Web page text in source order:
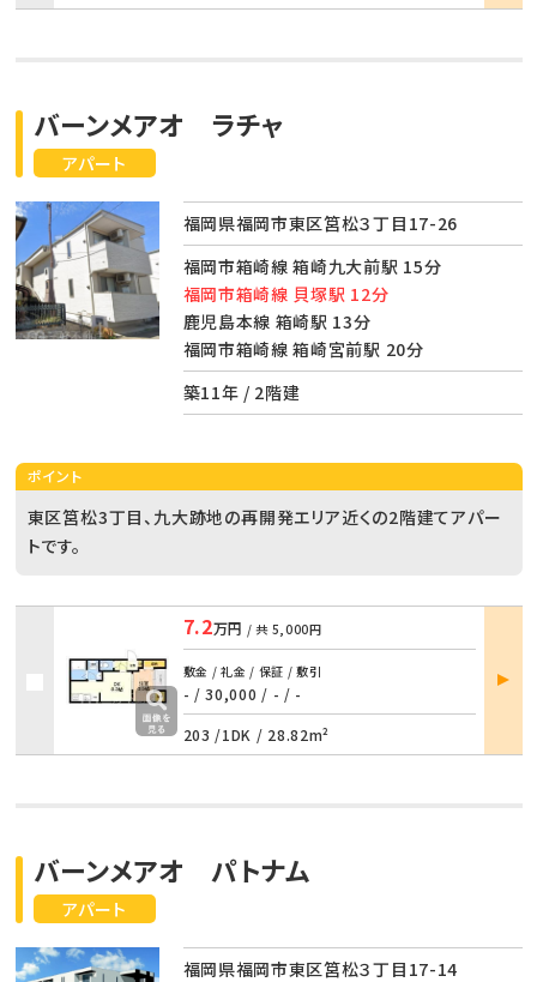
アパート
バーンメアオ ラチャ
福岡県福岡市東区筥松３丁目17-26
福岡市箱崎線 箱崎九大前駅 15分
福岡市箱崎線 貝塚駅 12分
鹿児島本線 箱崎駅 13分
福岡市箱崎線 箱崎宮前駅 20分
築11年 / 2階建
ポイント
東区筥松3丁目、九大跡地の再開発エリア近くの2階建てアパー
トです。
7.2万円 / 共 5,000円
敷金 / 礼金 / 保証 / 敷引
- / 30,000 / - / -
203 /1DK / 28.82m²
部屋
詳細
アパート
バーンメアオ パトナム
福岡県福岡市東区筥松３丁目17-14